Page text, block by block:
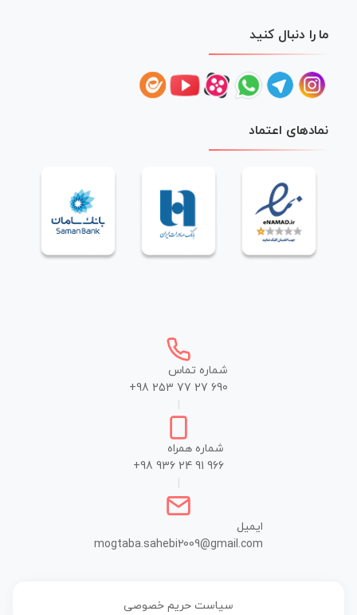
ما را دنبال کنید
نمادهای اعتماد
شماره تماس
+98 253 77 27 690
شماره همراه
+98 936 24 91 966
ایمیل
mogtaba.sahebi2009@gmail.com
سیاست حریم خصوصی